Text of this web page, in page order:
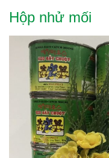
Hộp nhử mối